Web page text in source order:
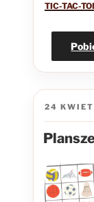
TIC-TAC-
24